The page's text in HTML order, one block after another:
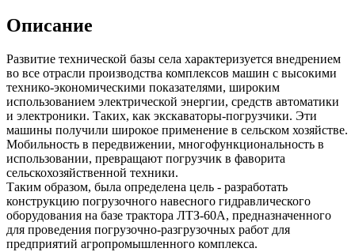
Описание
Развитие технической базы села характеризуется внедрением
во все отрасли производства комплексов машин с высокими
технико-экономическими показателями, широким
использованием электрической энергии, средств автоматики
и электроники. Таких, как экскаваторы-погрузчики. Эти
машины получили широкое применение в сельском хозяйстве.
Мобильность в передвижении, многофункциональность в
использовании, превращают погрузчик в фаворита
сельскохозяйственной техники.
Таким образом, была определена цель - разработать
конструкцию погрузочного навесного гидравлического
оборудования на базе трактора ЛТЗ-60А, предназначенного
для проведения погрузочно-разгрузочных работ для
предприятий агропромышленного комплекса.